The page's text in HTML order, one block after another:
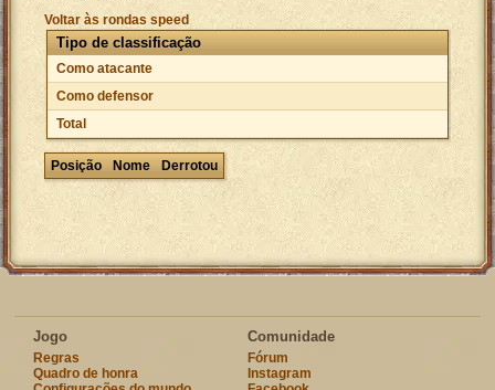
Voltar às rondas speed
Tipo de classificação
Como atacante
Como defensor
Total
Posição Nome Derrotou
Jogo
Regras
Quadro de honra
Comunidade
Fórum
Instagram